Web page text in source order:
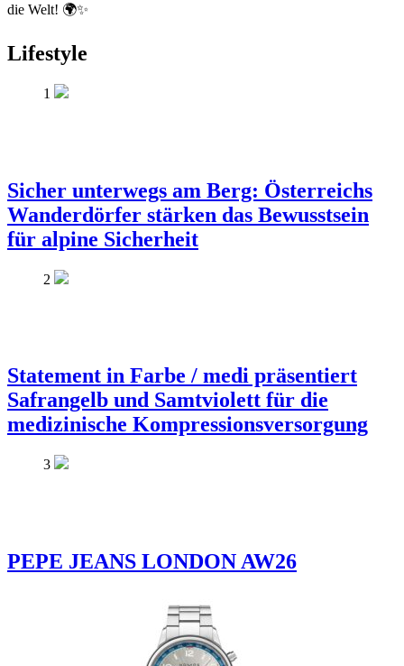
die Welt! 🌍✨
Lifestyle
1
Sicher unterwegs am Berg: Österreichs
Wanderdörfer stärken das Bewusstsein
für alpine Sicherheit
2
Statement in Farbe / medi präsentiert
Safrangelb und Samtviolett für die
medizinische Kompressionsversorgung
3
PEPE JEANS LONDON AW26